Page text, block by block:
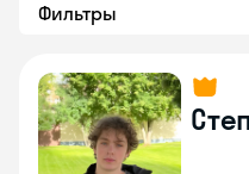
Фильтры